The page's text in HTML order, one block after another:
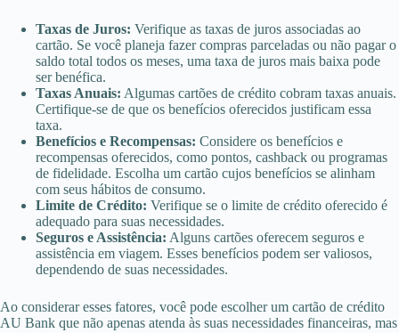
Taxas de Juros: Verifique as taxas de juros associadas ao
cartão. Se você planeja fazer compras parceladas ou não pagar o
saldo total todos os meses, uma taxa de juros mais baixa pode
ser benéfica.
Taxas Anuais: Algumas cartões de crédito cobram taxas anuais.
Certifique-se de que os benefícios oferecidos justificam essa
taxa.
Benefícios e Recompensas: Considere os benefícios e
recompensas oferecidos, como pontos, cashback ou programas
de fidelidade. Escolha um cartão cujos benefícios se alinham
com seus hábitos de consumo.
Limite de Crédito: Verifique se o limite de crédito oferecido é
adequado para suas necessidades.
Seguros e Assistência: Alguns cartões oferecem seguros e
assistência em viagem. Esses benefícios podem ser valiosos,
dependendo de suas necessidades.
Ao considerar esses fatores, você pode escolher um cartão de crédito
AU Bank que não apenas atenda às suas necessidades financeiras, mas